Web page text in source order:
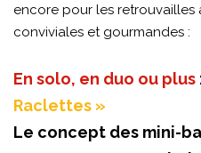
encore pour les
conviviales et gourmandes :
En solo, en duo ou plus
Raclettes »
Le concept des mini-